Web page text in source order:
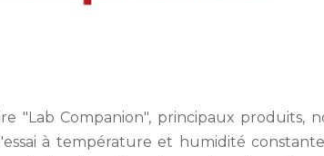
"Lab Companion", principaux produits,
à température et humidité